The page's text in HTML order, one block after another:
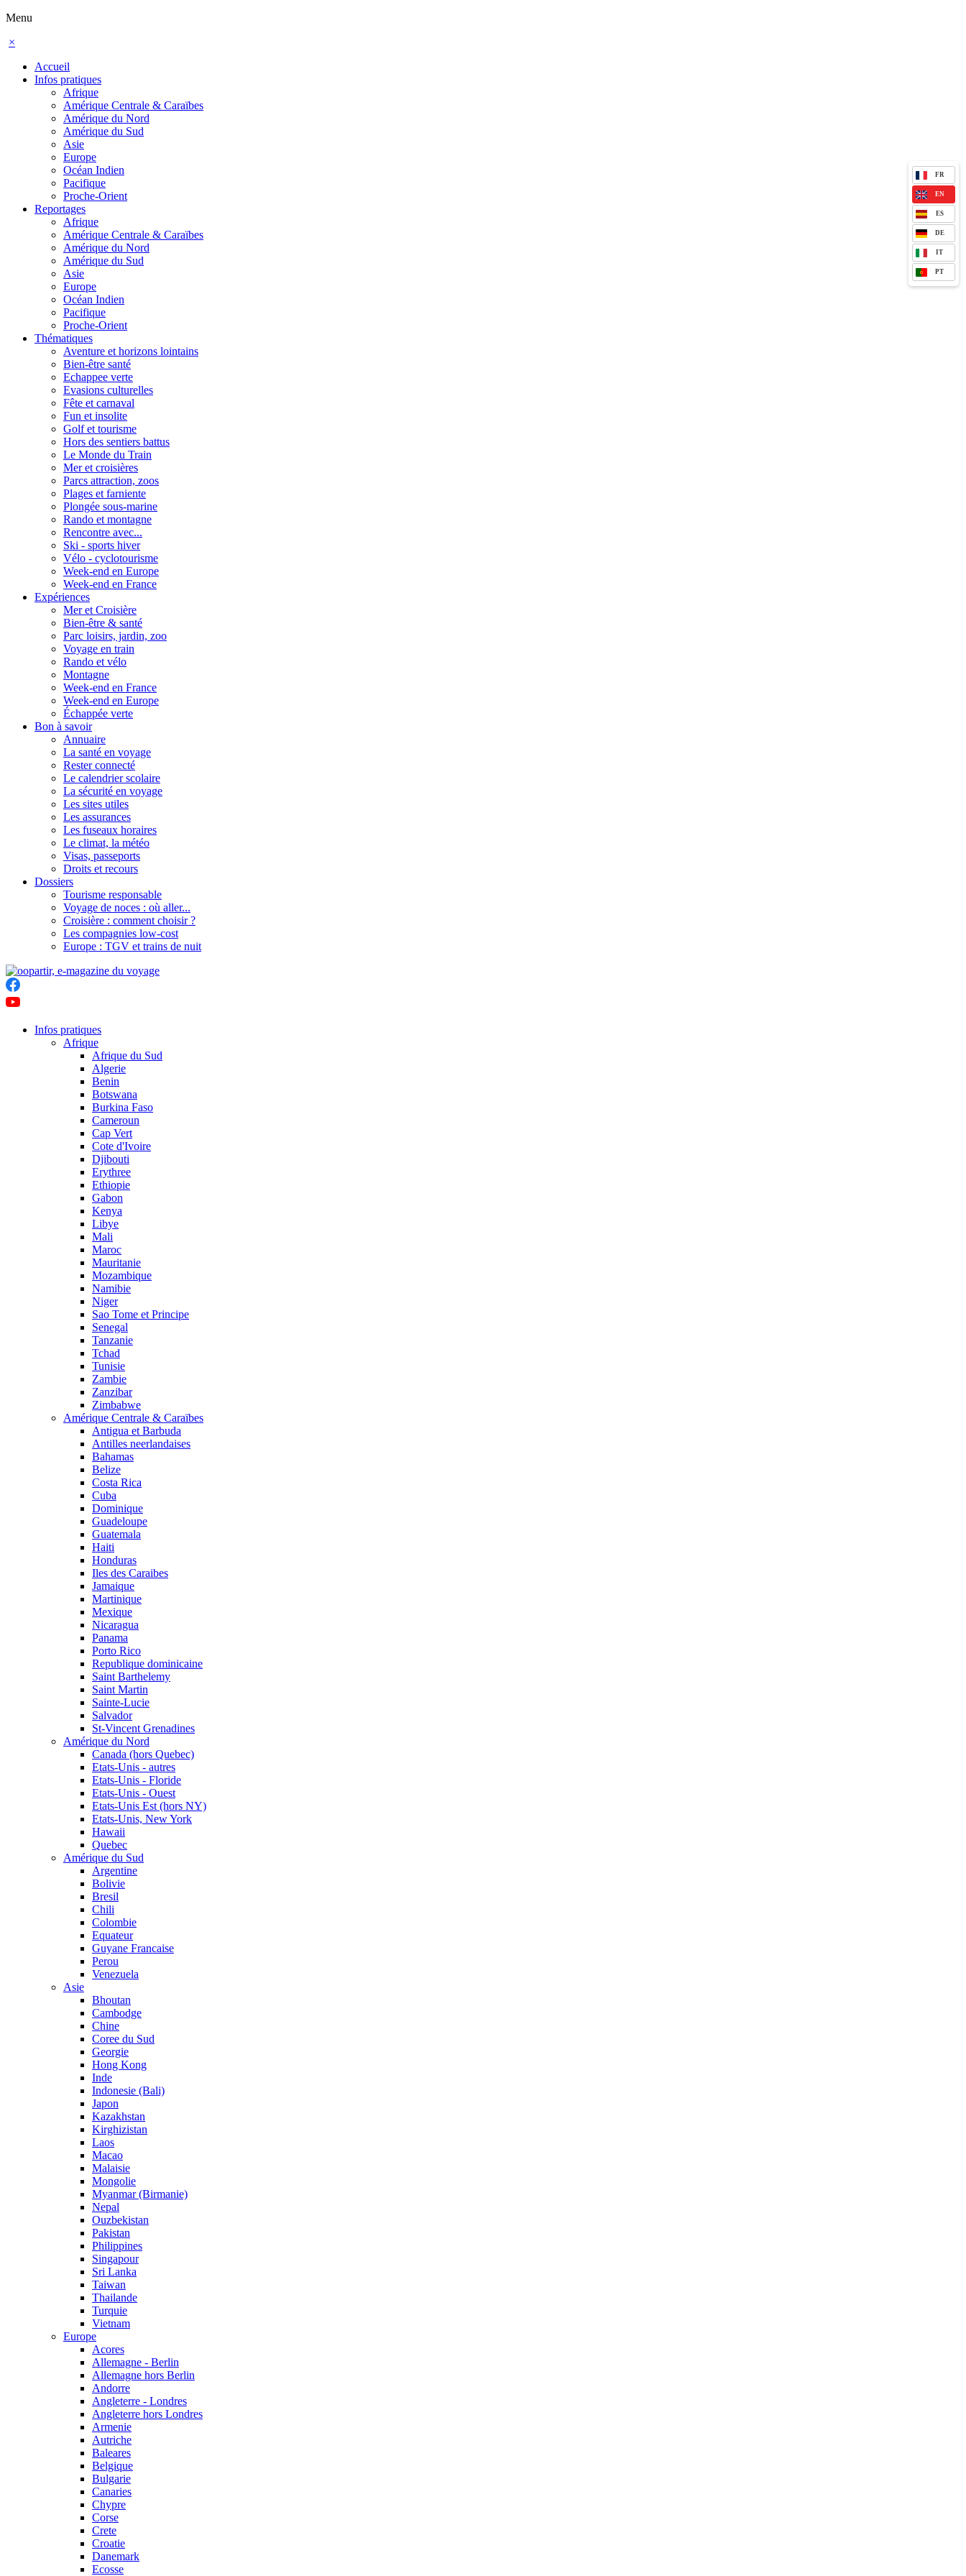
Menu
×
Accueil
Infos pratiques
Afrique
Amérique Centrale & Caraïbes
Amérique du Nord
Amérique du Sud
Asie
Europe
Océan Indien
Pacifique
Proche-Orient
Reportages
Afrique
Amérique Centrale & Caraïbes
Amérique du Nord
Amérique du Sud
Asie
Europe
Océan Indien
Pacifique
Proche-Orient
Thématiques
Aventure et horizons lointains
Bien-être santé
Echappee verte
Evasions culturelles
Fête et carnaval
Fun et insolite
Golf et tourisme
Hors des sentiers battus
Le Monde du Train
Mer et croisières
Parcs attraction, zoos
Plages et farniente
Plongée sous-marine
Rando et montagne
Rencontre avec...
Ski - sports hiver
Vélo - cyclotourisme
Week-end en Europe
Week-end en France
Expériences
Mer et Croisière
Bien-être & santé
Parc loisirs, jardin, zoo
Voyage en train
Rando et vélo
Montagne
Week-end en France
Week-end en Europe
Échappée verte
Bon à savoir
Annuaire
La santé en voyage
Rester connecté
Le calendrier scolaire
La sécurité en voyage
Les sites utiles
Les assurances
Les fuseaux horaires
Le climat, la météo
Visas, passeports
Droits et recours
Dossiers
Tourisme responsable
Voyage de noces : où aller...
Croisière : comment choisir ?
Les compagnies low-cost
Europe : TGV et trains de nuit
FR
EN
ES
DE
IT
PT
Infos pratiques
Afrique
Afrique du Sud
Algerie
Benin
Botswana
Burkina Faso
Cameroun
Cap Vert
Cote d'Ivoire
Djibouti
Erythree
Ethiopie
Gabon
Kenya
Libye
Mali
Maroc
Mauritanie
Mozambique
Namibie
Niger
Sao Tome et Principe
Senegal
Tanzanie
Tchad
Tunisie
Zambie
Zanzibar
Zimbabwe
Amérique Centrale & Caraïbes
Antigua et Barbuda
Antilles neerlandaises
Bahamas
Belize
Costa Rica
Cuba
Dominique
Guadeloupe
Guatemala
Haiti
Honduras
Iles des Caraibes
Jamaique
Martinique
Mexique
Nicaragua
Panama
Porto Rico
Republique dominicaine
Saint Barthelemy
Saint Martin
Sainte-Lucie
Salvador
St-Vincent Grenadines
Amérique du Nord
Canada (hors Quebec)
Etats-Unis - autres
Etats-Unis - Floride
Etats-Unis - Ouest
Etats-Unis Est (hors NY)
Etats-Unis, New York
Hawaii
Quebec
Amérique du Sud
Argentine
Bolivie
Bresil
Chili
Colombie
Equateur
Guyane Francaise
Perou
Venezuela
Asie
Bhoutan
Cambodge
Chine
Coree du Sud
Georgie
Hong Kong
Inde
Indonesie (Bali)
Japon
Kazakhstan
Kirghizistan
Laos
Macao
Malaisie
Mongolie
Myanmar (Birmanie)
Nepal
Ouzbekistan
Pakistan
Philippines
Singapour
Sri Lanka
Taiwan
Thailande
Turquie
Vietnam
Europe
Acores
Allemagne - Berlin
Allemagne hors Berlin
Andorre
Angleterre - Londres
Angleterre hors Londres
Armenie
Autriche
Baleares
Belgique
Bulgarie
Canaries
Chypre
Corse
Crete
Croatie
Danemark
Ecosse